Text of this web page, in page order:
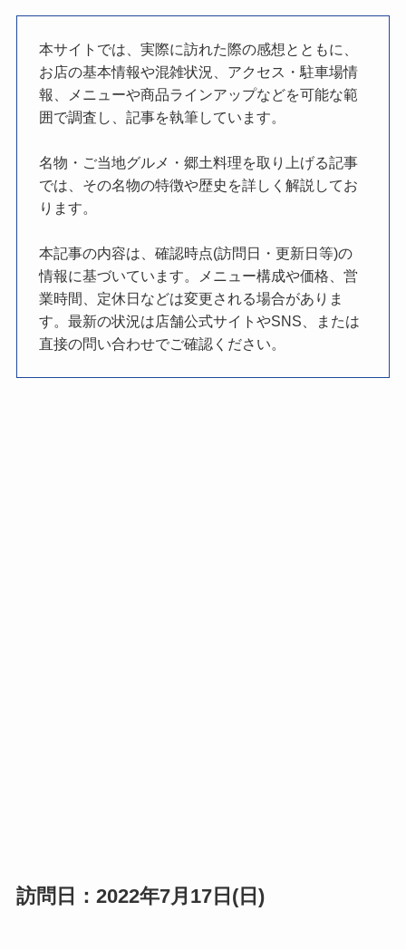
本サイトでは、実際に訪れた際の感想とともに、
お店の基本情報や混雑状況、アクセス・駐車場情
報、メニューや商品ラインアップなどを可能な範
囲で調査し、記事を執筆しています。
名物・ご当地グルメ・郷土料理を取り上げる記事
では、その名物の特徴や歴史を詳しく解説してお
ります。
本記事の内容は、確認時点(訪問日・更新日等)の
情報に基づいています。メニュー構成や価格、営
業時間、定休日などは変更される場合がありま
す。最新の状況は店舗公式サイトやSNS、または
直接の問い合わせでご確認ください。
訪問日：2022年7月17日(日)